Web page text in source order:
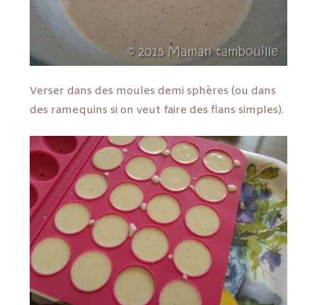
Verser dans des moules demi sphères (ou dans
des ramequins si on veut faire des flans simples).